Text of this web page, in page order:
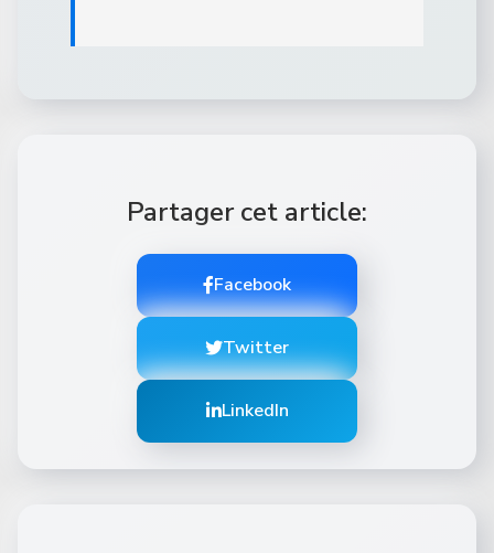
Partager cet article:
Facebook
Twitter
LinkedIn